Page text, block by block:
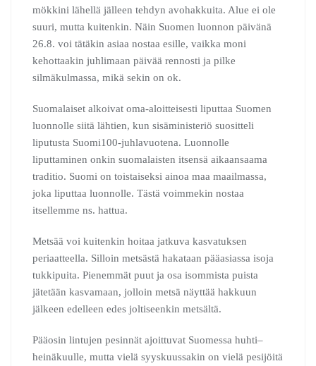
mökkini lähellä jälleen tehdyn avohakkuita. Alue ei ole
suuri, mutta kuitenkin. Näin Suomen luonnon päivänä
26.8. voi tätäkin asiaa nostaa esille, vaikka moni
kehottaakin juhlimaan päivää rennosti ja pilke
silmäkulmassa, mikä sekin on ok.
Suomalaiset alkoivat oma-aloitteisesti liputtaa Suomen
luonnolle siitä lähtien, kun sisäministeriö suositteli
liputusta Suomi100-juhlavuotena. Luonnolle
liputtaminen onkin suomalaisten itsensä aikaansaama
traditio. Suomi on toistaiseksi ainoa maa maailmassa,
joka liputtaa luonnolle. Tästä voimmekin nostaa
itsellemme ns. hattua.
Metsää voi kuitenkin hoitaa jatkuva kasvatuksen
periaatteella. Silloin metsästä hakataan pääasiassa isoja
tukkipuita. Pienemmät puut ja osa isommista puista
jätetään kasvamaan, jolloin metsä näyttää hakkuun
jälkeen edelleen edes joltiseenkin metsältä.
Pääosin lintujen pesinnät ajoittuvat Suomessa huhti–
heinäkuulle, mutta vielä syyskuussakin on vielä pesijöitä